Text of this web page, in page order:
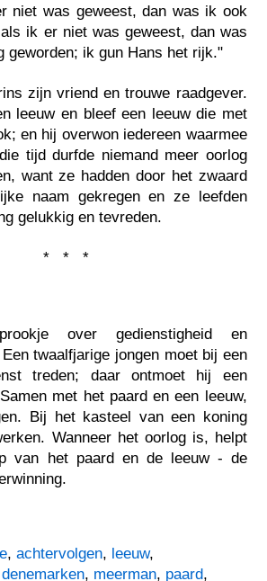
niet was geweest, dan was ik ook
ik er niet was geweest, dan was
geworden; ik gun Hans het rijk."
zijn vriend en trouwe raadgever.
leeuw en bleef een leeuw die met
en hij overwon iedereen waarmee
tijd durfde niemand meer oorlog
want ze hadden door het zwaard
naam gekregen en ze leefden
gelukkig en tevreden.
* * *
over gedienstigheid en
twaalfjarige jongen moet bij een
treden; daar ontmoet hij een
met het paard en een leeuw,
Bij het kasteel van een koning
Wanneer het oorlog is, helpt
van het paard en de leeuw - de
,achtervolgen, leeuw,
denemarken, meerman, paard,